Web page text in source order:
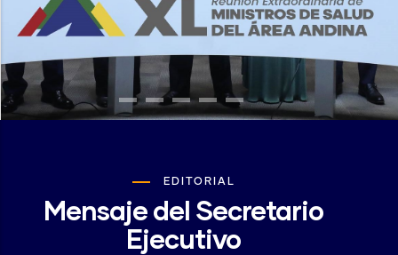
EDITORIAL
Mensaje del Secretario
Ejecutivo